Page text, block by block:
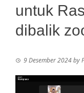
untuk
dibalik
9 Desember 2024by